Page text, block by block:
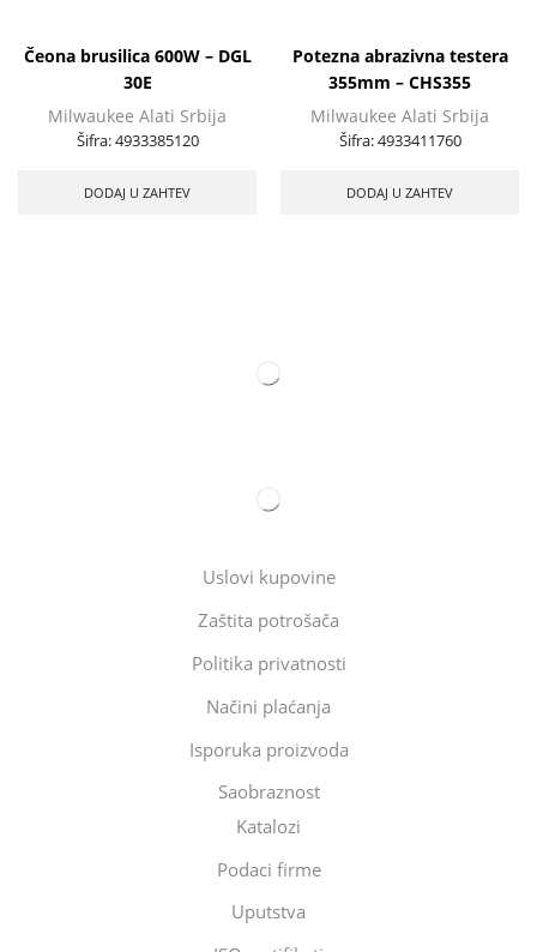
Čeona brusilica 600W – DGL
30E
Milwaukee Alati Srbija
Šifra:4933385120
DODAJ U ZAHTEV
Potezna abrazivna testera
355mm – CHS355
Milwaukee Alati Srbija
Šifra:4933411760
DODAJ U ZAHTEV
Uslovi kupovine
Zaštita potrošača
Politika privatnosti
Načini plaćanja
Isporuka proizvoda
Saobraznost
Katalozi
Podaci firme
Uputstva